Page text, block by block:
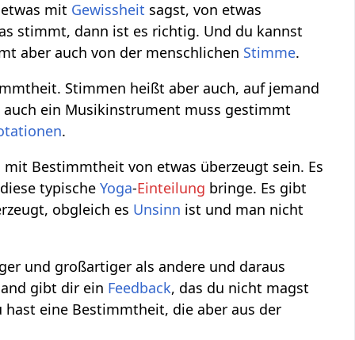
mit Gewissheit sagst, von etwas
stimmt, dann ist es richtig. Und du kannst
aber auch von der menschlichen Stimme.
Stimmen heißt aber auch, auf jemand
ein Musikinstrument muss gestimmt
.
Bestimmtheit von etwas überzeugt sein. Es
typischeYoga-Einteilung bringe. Es gibt
obgleich es Unsinn ist und man nicht
und großartiger als andere und daraus
gibt dir ein Feedback, das du nicht magst
eine Bestimmtheit, die aber aus der